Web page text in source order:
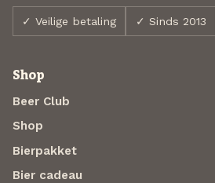
✓ Veilige betaling ✓ Sinds 2013
Shop
Beer Club
Shop
Bierpakket
Bier cadeau